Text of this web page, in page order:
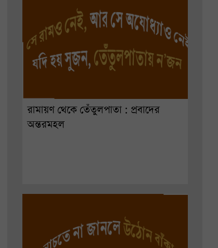
রামায়ণ থেকে তেঁতুলপাতা : প্রবাদের
অন্তরমহল